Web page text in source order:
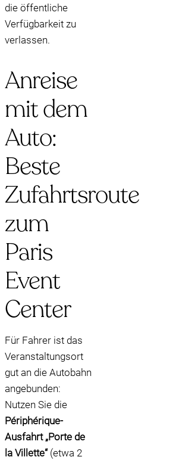
die öffentliche
Verfügbarkeit zu
verlassen.
Anreise
mit dem
Auto:
Beste
Zufahrtsroute
zum
Paris
Event
Center
Für Fahrer ist das
Veranstaltungsort
gut an die Autobahn
angebunden:
Nutzen Sie die
Périphérique-
Ausfahrt „Porte de
la Villette“(etwa 2